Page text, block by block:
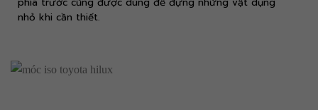
nhỏ khi cần thiết.